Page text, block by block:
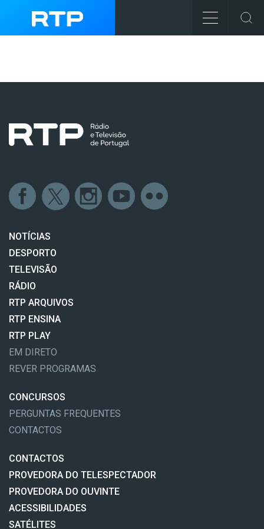
NOTÍCIAS
DESPORTO
TELEVISÃO
RÁDIO
RTP ARQUIVOS
RTP ENSINA
RTP PLAY
EM DIRETO
REVER PROGRAMAS
CONCURSOS
PERGUNTAS FREQUENTES
CONTACTOS
CONTACTOS
PROVEDORA DO TELESPECTADOR
PROVEDORA DO OUVINTE
ACESSIBILIDADES
SATÉLITES